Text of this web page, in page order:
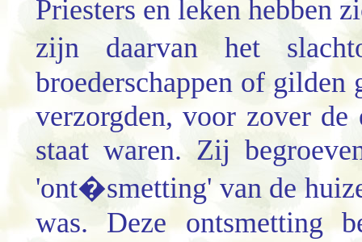
Priesters en leken hebben
zijn daarvan het
broederschappen of gilden
verzorgden, voor zover de
staat waren. Zij
'ont�smetting' van de
was. Deze ontsmetting